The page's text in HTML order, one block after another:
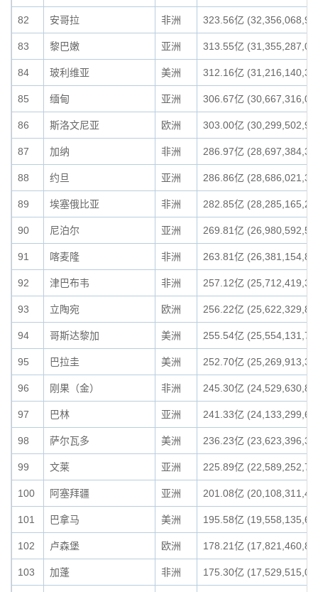
82 安哥拉 非洲 323.56亿
83 黎巴嫩 亚洲 313.55亿
84 玻利维亚 美洲 312.16亿
85 缅甸 亚洲 306.67亿
86 斯洛文尼亚 欧洲 303.00亿
87 加纳 非洲 286.97亿
88 约旦 亚洲 286.86亿
89 埃塞俄比亚 非洲 282.85亿
90 尼泊尔 亚洲 269.81亿
91 喀麦隆 非洲 263.81亿
92 津巴布韦 非洲 257.12亿
93 立陶宛 欧洲 256.22亿
94 哥斯达黎加 美洲 255.54亿
95 巴拉圭 美洲 252.70亿
96 刚果（金） 非洲 245.30亿
97 巴林 亚洲 241.33亿
98 萨尔瓦多 美洲 236.23亿
99 文莱 亚洲 225.89亿
100 阿塞拜疆 亚洲 201.08亿
101 巴拿马 美洲 195.58亿
102 卢森堡 欧洲 178.21亿
103 加蓬 非洲 175.30亿